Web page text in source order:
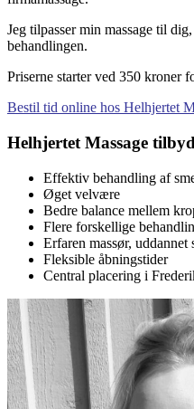
Jeg tilpasser min massage til
behandlingen.
Priserne starter ved 350 kroner
Bestil tid online hos Helhjertet
Helhjertet Massage
Effektiv behandling af
Øget velvære
Bedre balance mellem
Flere forskellige
Erfaren massør, uddannet
Fleksible åbningstider
Central placering i